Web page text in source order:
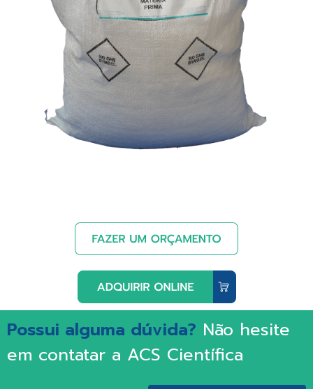
Possui alguma dúvida? Não hesite
em contatar a ACS Científica